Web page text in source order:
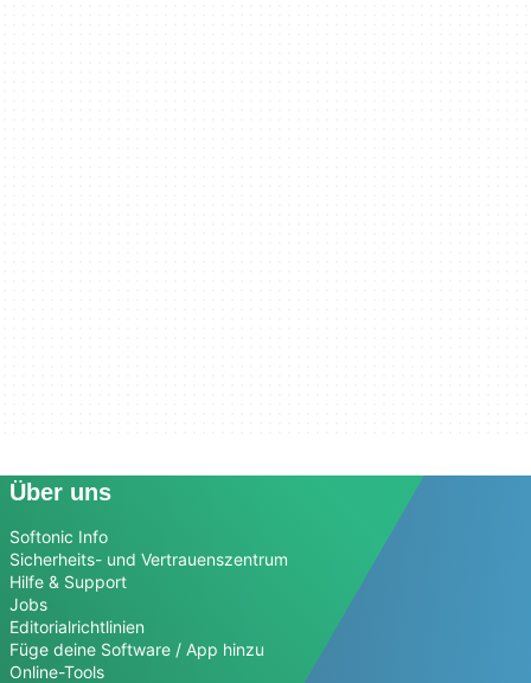
Über uns
Softonic Info
Sicherheits- und Vertrauenszentrum
Hilfe & Support
Jobs
Editorialrichtlinien
Füge deine Software / App hinzu
Online-Tools